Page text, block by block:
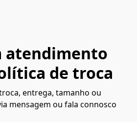
atendimento
de troca
entrega, tamanho ou
mensagem ou fala connosco